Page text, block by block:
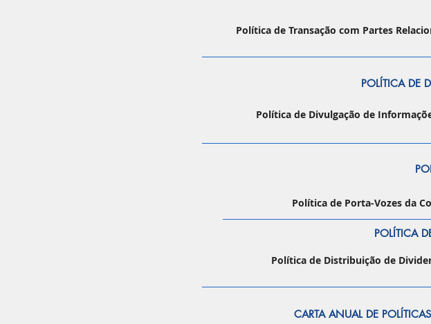
Política de Transação com Partes
POLÍTICA DE
Política de Divulgação de
Política de Porta-Vozes da
POLÍTICA
Política de Distribuição de
CARTA ANUAL DE